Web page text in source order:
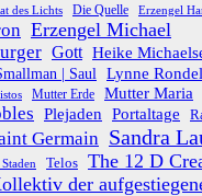
des Lichts Die Quelle Erzengel
Erzengel Michael
Gott Heike
| Saul Lynne
Mutter Erde Mutter Maria
Plejaden Portaltage
Germain Sandra
Telos The 12 D
der